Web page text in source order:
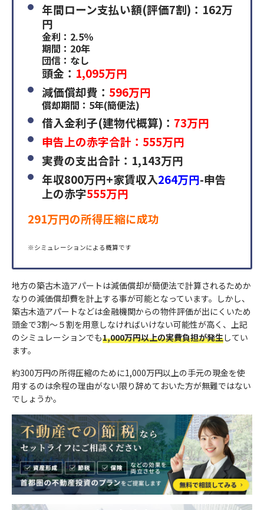
年間ローン支払い額(評価7割)：162万
円
金利：2.5％
期間：20年
団信：なし
頭金： 1,095万円
減価償却費： 596万円
償却期間：5年(簡便法)
借入金利子(建物代概算)： 73万円
申告上の赤字合計：555万円
実費の支出合計：1,143万円
年収800万円+家賃収入264万円-申告
上の赤字555万円
291万円の所得圧縮に成功
※シミュレーションによる概算です
地方の築古木造アパートは減価償却が簡便法で計算されるためか
なりの減価償却費を計上する事が可能となっています。しかし、
築古木造アパートなどは金融機関からの物件評価が出にくいため
頭金で3割～５割を用意しなければいけない可能性が高く、上記
のシミュレーションでも1,000万円以上の実費負担が発生してい
ます。
約300万円の所得圧縮のために1,000万円以上の手元の現金を使
用するのは余程の理由がない限り辞めておいた方が無難ではない
でしょうか。